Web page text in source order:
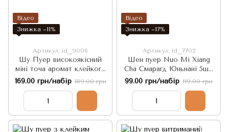
Відео
Знижка −11%
Артикул: id_9006
Шу Пуер високоякісний
міні точа аромат клейкого
рису 2003р. 7г. 5шт. Китай
169.00 грн/набір 189.00 грн
Відео
Знижка −17%
Артикул: id_7702
Шен пуер Nuo Mi Xiang
Cha Смарагд Юньнані 5шт,
Китай
99.00 грн/набір 119.00 грн